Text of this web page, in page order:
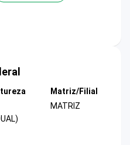
Matriz/Filial
MATRIZ